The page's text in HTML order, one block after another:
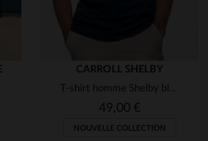
CARROLL SHELBY
T-shirt homme Shelby bleu marine
49,00 €
NOUVELLE COLLECTION